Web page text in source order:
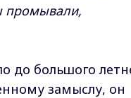
промывали,
до большого
замыслу, он